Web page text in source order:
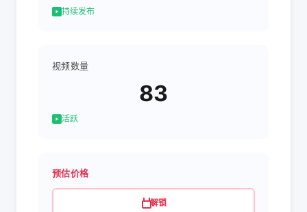
持续发布
视频数量
83
活跃
预估价格
解锁